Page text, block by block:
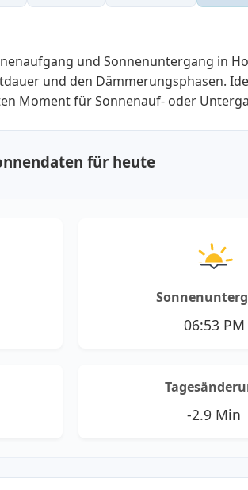
und Sonnenuntergang in
und den Dämmerungsphasen.
Moment für Sonnenauf- oder
für heute
06:53 PM
-2.9 Min